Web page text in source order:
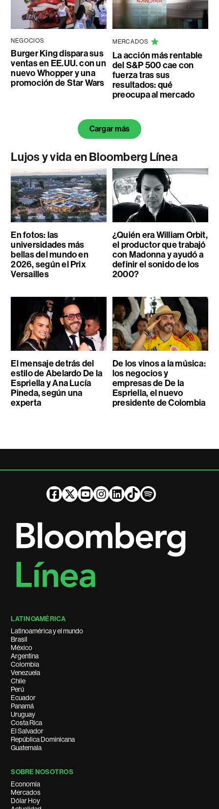
NEGOCIOS
Burger King dispara sus
ventas en EE.UU. con un
nuevo Whopper y una
promoción de Star Wars
MERCADOS
La acción más rentable
del S&P 500 cae con
fuerza tras sus
resultados: qué
preocupa al mercado
Cargar más
Lujos y vida en Bloomberg Línea
En fotos: las
universidades más
bellas del mundo en
2026, según el Prix
Versailles
¿Quién era William Orbit,
el productor que trabajó
con Madonna y ayudó a
definir el sonido de los
2000?
El mensaje detrás del
estilo de Abelardo De la
Espriella y Ana Lucía
Pineda, según una
experta
De los vinos a la música:
los negocios y
empresas de De la
Espriella, el nuevo
presidente de Colombia
LATINOAMÉRICA
Latinoamérica y el mundo
Brasil
México
Argentina
Colombia
Venezuela
Chile
Perú
Ecuador
Panamá
Uruguay
Costa Rica
El Salvador
República Dominicana
Guatemala
SOBRE NOSOTROS
Economía
Mercados
Dólar Hoy